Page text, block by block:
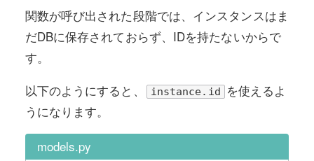
関数が呼び出された段階では、インスタンスはま
だDBに保存されておらず、IDを持たないからで
す。
以下のようにすると、
instance.id
を使えるよ
うになります。
models.py